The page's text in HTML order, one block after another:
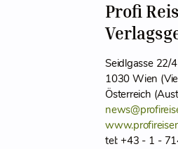
Profi
Seidlgasse 22/4
1030 Wien
Österreich
tel: +43 - 1 -